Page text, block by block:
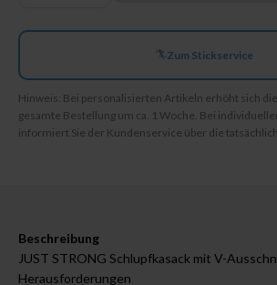
Zum Stickservice
Hinweis: Bei personalisierten Artikeln erhöht sich
gesamte Bestellung um ca. 1 Woche. Bei
informiert Sie der Kundenservice über die
Beschreibung
JUST STRONG Schlupfkasack mit V-
Herausforderungen